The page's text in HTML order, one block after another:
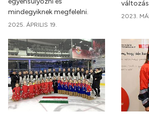
mindegyiknek megfelelni.
2025. ÁPRILIS 19.
2023.